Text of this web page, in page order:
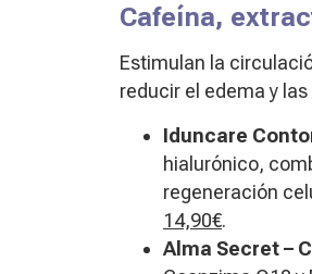
Cafeína,
Estimulan la
reducir el edema y
Iduncare
hialurónico,
regeneración
14,90€.
Alma Secret –